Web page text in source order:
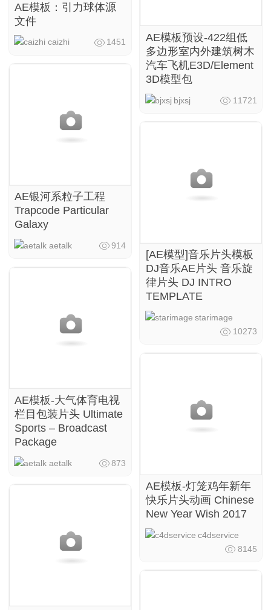
AE模板：引力球体源
文件
caizhi 1451
AE银河系粒子工程
Trapcode Particular
Galaxy
aetalk 914
AE模板-大气体育电视
栏目包装片头 Ultimate
Sports – Broadcast
Package
aetalk 873
AE模板预设-422组低
多边形室内外建筑树木
汽车飞机E3D/Element
3D模型包
bjxsj 11721
[AE模型]音乐片头模板
DJ音乐AE片头 音乐旋
律片头 DJ INTRO
TEMPLATE
starimage
10273
AE模板-灯笼鸡年新年
快乐片头动画 Chinese
New Year Wish 2017
c4dservice
8145